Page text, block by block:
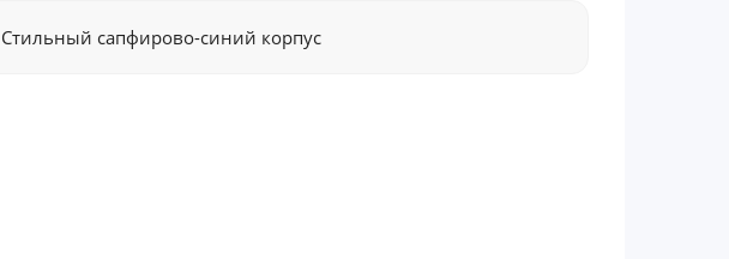
Стильный сапфирово-синий корпус